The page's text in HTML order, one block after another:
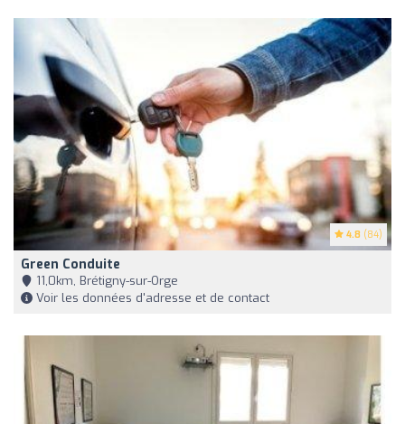
4.8 (84)
Green Conduite
11,0km, Brétigny-sur-Orge
Voir les données d'adresse et de contact